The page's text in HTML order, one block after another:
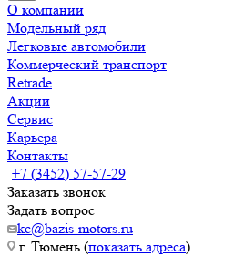
О компании
Модельный ряд
Легковые автомобили
Коммерческий транспорт
Retrade
Акции
Сервис
Карьера
Контакты
+7 (3452) 57-57-29
Заказать звонок
Задать вопрос
kc@bazis-motors.ru
г. Тюмень (показать адреса)